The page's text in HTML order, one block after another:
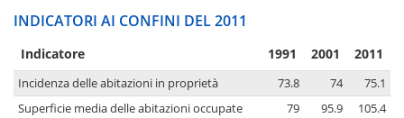
INDICATORI AI CONFINI DEL 2011
Indicatore 1991 2001 2011
Incidenza delle abitazioni in proprietà 73.8 74
75.1
Superficie media delle abitazioni occupate
79 95.9
105.4